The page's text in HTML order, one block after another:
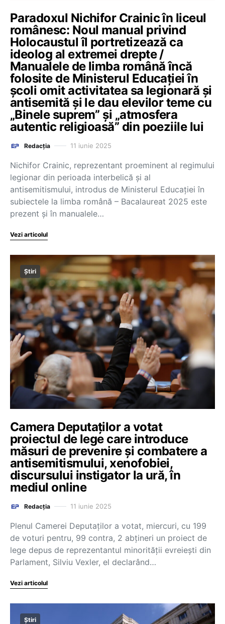
Paradoxul Nichifor Crainic în liceul
românesc: Noul manual privind
Holocaustul îl portretizează ca
ideolog al extremei drepte /
Manualele de limba română încă
folosite de Ministerul Educației în
școli omit activitatea sa legionară și
antisemită și le dau elevilor teme cu
„Binele suprem” și „atmosfera
autentic religioasă” din poeziile lui
Redacția 11 iunie 2025
Nichifor Crainic, reprezentant proeminent al regimului
legionar din perioada interbelică și al
antisemitismului, introdus de Ministerul Educației în
subiectele la limba română – Bacalaureat 2025 este
prezent și în manualele…
Vezi articolul
Știri
Camera Deputaţilor a votat
proiectul de lege care introduce
măsuri de prevenire şi combatere a
antisemitismului, xenofobiei,
discursului instigator la ură, în
mediul online
Redacția 11 iunie 2025
Plenul Camerei Deputaţilor a votat, miercuri, cu 199
de voturi pentru, 99 contra, 2 abţineri un proiect de
lege depus de reprezentantul minorităţii evreieşti din
Parlament, Silviu Vexler, el declarând…
Vezi articolul
Știri